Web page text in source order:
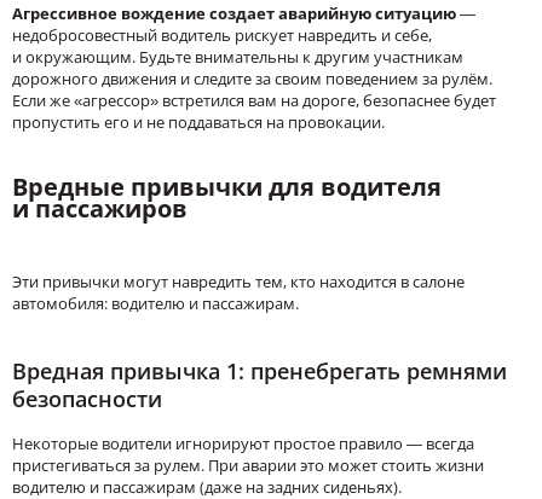
Агрессивное вождение создает аварийную ситуацию—
недобросовестный водитель рискует навредить и себе,
и окружающим. Будьте внимательны к другим участникам
дорожного движения и следите за своим поведением за рулём.
Если же «агрессор» встретился вам на дороге, безопаснее будет
пропустить его и не поддаваться на провокации.
Вредные привычки для водителя
и пассажиров
Эти привычки могут навредить тем, кто находится в салоне
автомобиля: водителю и пассажирам.
Вредная привычка 1: пренебрегать ремнями
безопасности
Некоторые водители игнорируют простое правило — всегда
пристегиваться за рулем. При аварии это может стоить жизни
водителю и пассажирам (даже на задних сиденьях).